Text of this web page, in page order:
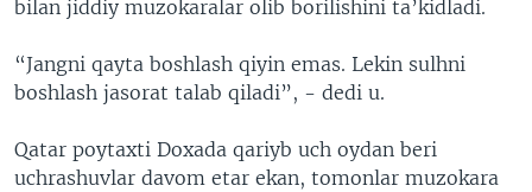
bilan jiddiy muzokaralar olib borilishini ta’kidladi.
“Jangni qayta boshlash qiyin emas. Lekin sulhni
boshlash jasorat talab qiladi”, - dedi u.
Qatar poytaxti Doxada qariyb uch oydan beri
uchrashuvlar davom etar ekan, tomonlar muzokara